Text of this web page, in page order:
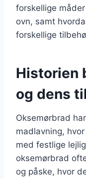
forskellige
ovn, samt
forskellige
Historien
og dens
Oksemørbrad
madlavning,
med festlige
oksemørbrad
og påske, hvor